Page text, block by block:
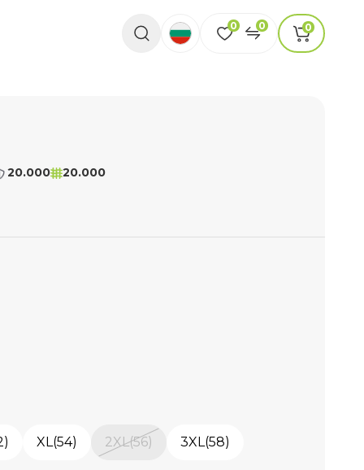
0 0 0
20.000 20.000
XL(54) 2XL(56) 3XL(58)